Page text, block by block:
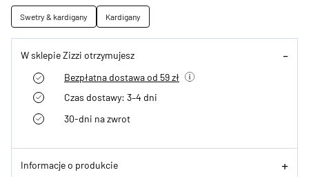
Swetry & kardigany Kardigany
W sklepie Zizzi otrzymujesz
Bezpłatna dostawa od 59 zł
Czas dostawy: 3–4 dni
30-dni na zwrot
Informacje o produkcie